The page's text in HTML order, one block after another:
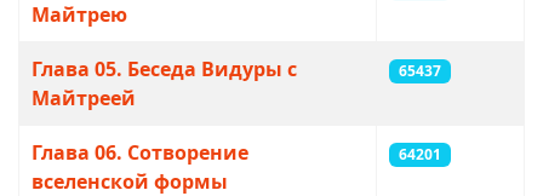
Майтрею
Глава 05. Беседа Видуры с
Майтреей
65437
Глава 06. Сотворение
вселенской формы
64201